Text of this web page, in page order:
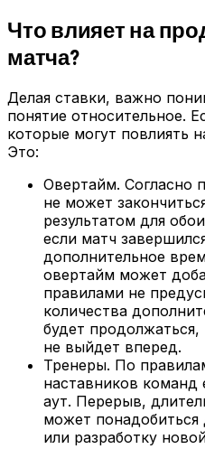
Что влияет на
матча?
Делая ставки, важно
понятие относительное.
которые могут повлиять
Это:
Овертайм. Согласно
не может
результатом для
если матч
дополнительное
овертайм может
правилами не
количества
будет
не выйдет вперед.
Тренеры. По
наставников команд
аут. Перерыв,
может понадобиться
или разработку